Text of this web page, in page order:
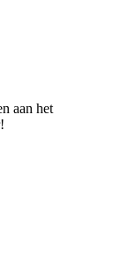
aan het